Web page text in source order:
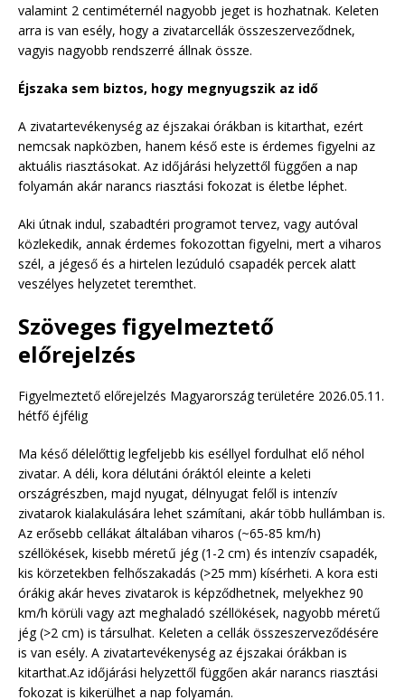
valamint 2 centiméternél nagyobb jeget is hozhatnak. Keleten
arra is van esély, hogy a zivatarcellák összeszerveződnek,
vagyis nagyobb rendszerré állnak össze.
Éjszaka sem biztos, hogy megnyugszik az idő
A zivatartevékenység az éjszakai órákban is kitarthat, ezért
nemcsak napközben, hanem késő este is érdemes figyelni az
aktuális riasztásokat. Az időjárási helyzettől függően a nap
folyamán akár narancs riasztási fokozat is életbe léphet.
Aki útnak indul, szabadtéri programot tervez, vagy autóval
közlekedik, annak érdemes fokozottan figyelni, mert a viharos
szél, a jégeső és a hirtelen lezúduló csapadék percek alatt
veszélyes helyzetet teremthet.
Szöveges figyelmeztető
előrejelzés
Figyelmeztető előrejelzés Magyarország területére 2026.05.11.
hétfő éjfélig
Ma késő délelőttig legfeljebb kis eséllyel fordulhat elő néhol
zivatar. A déli, kora délutáni óráktól eleinte a keleti
országrészben, majd nyugat, délnyugat felől is intenzív
zivatarok kialakulására lehet számítani, akár több hullámban is.
Az erősebb cellákat általában viharos (~65-85 km/h)
széllökések, kisebb méretű jég (1-2 cm) és intenzív csapadék,
kis körzetekben felhőszakadás (>25 mm) kísérheti. A kora esti
órákig akár heves zivatarok is képződhetnek, melyekhez 90
km/h körüli vagy azt meghaladó széllökések, nagyobb méretű
jég (>2 cm) is társulhat. Keleten a cellák összeszerveződésére
is van esély. A zivatartevékenység az éjszakai órákban is
kitarthat.Az időjárási helyzettől függően akár narancs riasztási
fokozat is kikerülhet a nap folyamán.